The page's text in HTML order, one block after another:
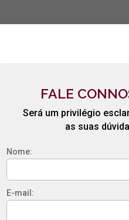
FALE
Será um privilégio
as suas
Nome:
E-mail: